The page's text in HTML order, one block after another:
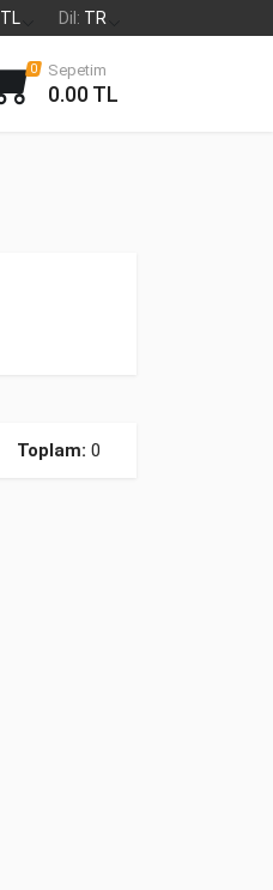
TL Dil: TR
0 Sepetim
0.00 TL
Toplam: 0